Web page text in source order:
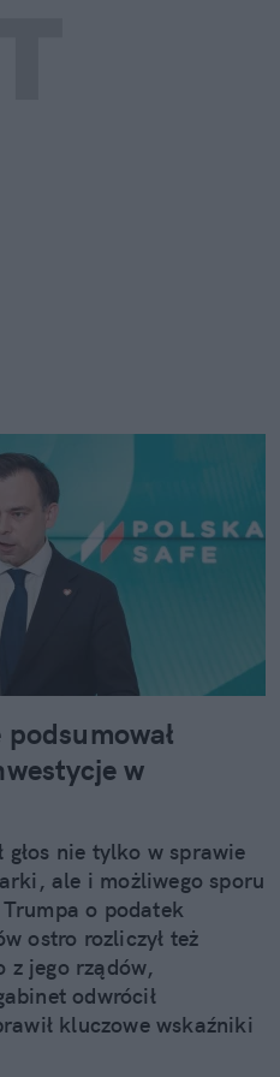
w
głos nie tylko w sprawie
ale i możliwego sporu
o podatek
ostro rozliczył też
z jego rządów,
odwrócił
kluczowe wskaźniki